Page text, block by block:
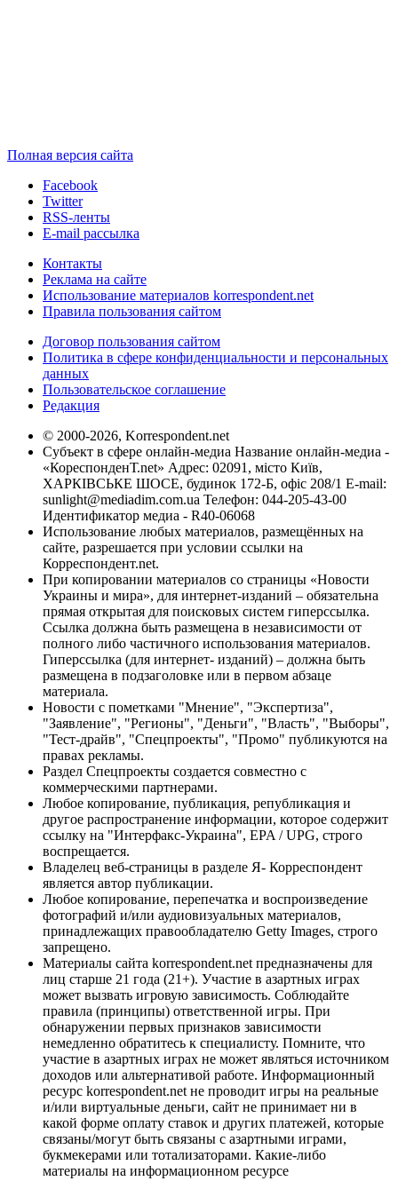
Полная версия сайта
Facebook
Twitter
RSS-ленты
E-mail рассылка
Контакты
Реклама на сайте
Использование материалов korrespondent.net
Правила пользования сайтом
Договор пользования сайтом
Политика в сфере конфиденциальности и персональных
данных
Пользовательское соглашение
Редакция
© 2000-2026, Korrespondent.net
Субъект в сфере онлайн-медиа Название онлайн-медиа -
«КореспонденТ.net» Адрес: 02091, місто Київ,
ХАРКІВСЬКЕ ШОСЕ, будинок 172-Б, офіс 208/1 E-mail:
sunlight@mediadim.com.ua Телефон: 044-205-43-00
Идентификатор медиа - R40-06068
Использование любых материалов, размещённых на
сайте, разрешается при условии ссылки на
Корреспондент.net.
При копировании материалов со страницы «Новости
Украины и мира», для интернет-изданий – обязательна
прямая открытая для поисковых систем гиперссылка.
Ссылка должна быть размещена в независимости от
полного либо частичного использования материалов.
Гиперссылка (для интернет- изданий) – должна быть
размещена в подзаголовке или в первом абзаце
материала.
Новости с пометками "Мнение", "Экспертиза",
"Заявление", "Регионы", "Деньги", "Власть", "Выборы",
"Тест-драйв", "Спецпроекты", "Промо" публикуются на
правах рекламы.
Раздел Спецпроекты создается совместно с
коммерческими партнерами.
Любое копирование, публикация, републикация и
другое распространение информации, которое содержит
ссылку на "Интерфакс-Украина", EPA / UPG, строго
воспрещается.
Владелец веб-страницы в разделе Я- Корреспондент
является автор публикации.
Любое копирование, перепечатка и воспроизведение
фотографий и/или аудиовизуальных материалов,
принадлежащих правообладателю Getty Images, строго
запрещено.
Материалы сайта korrespondent.net предназначены для
лиц старше 21 года (21+). Участие в азартных играх
может вызвать игровую зависимость. Соблюдайте
правила (принципы) ответственной игры. При
обнаружении первых признаков зависимости
немедленно обратитесь к специалисту. Помните, что
участие в азартных играх не может являться источником
доходов или альтернативой работе. Информационный
ресурс korrespondent.net не проводит игры на реальные
и/или виртуальные деньги, сайт не принимает ни в
какой форме оплату ставок и других платежей, которые
связаны/могут быть связаны с азартными играми,
букмекерами или тотализаторами. Какие-либо
материалы на информационном ресурсе